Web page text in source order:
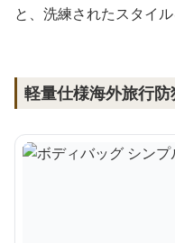
と、洗練されたスタイ
軽量仕様海外旅行